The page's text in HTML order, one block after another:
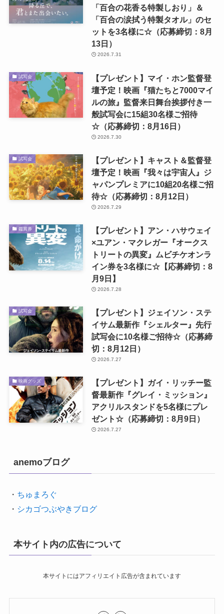
「百合の花香る特製しおり」＆
「百合の涙拭う特製タオル」のセ
ットを3名様に☆（応募締切：8月
13日）
2026.7.31
試写会
【プレゼント】マイ・ホン監督登
壇予定！映画『猫たちと7000マイ
ルの旅』監督来日舞台挨拶付き一
般試写会に15組30名様ご招待
☆（応募締切：8月16日）
2026.7.30
試写会
【プレゼント】キャスト＆監督登
壇予定！映画『我々は宇宙人』ジ
ャパンプレミアに10組20名様ご招
待☆（応募締切：8月12日）
2026.7.29
鑑賞券
【プレゼント】アン・ハサウェイ
×ユアン・マクレガー『オークス
トリートの異変』ムビチケオンラ
イン券を3名様に☆【応募締切：8
月9日】
2026.7.28
試写会
【プレゼント】ジェイソン・ステ
イサム最新作『シェルター』先行
試写会に10名様ご招待☆（応募締
切：8月12日）
2026.7.27
映画グッズ
【プレゼント】ガイ・リッチー監
督最新作『グレイ・ミッション』
アクリルスタンドを5名様にプレ
ゼント☆（応募締切：8月9日）
2026.7.27
anemoブログ
・ ちゅまろぐ
・ シカゴつぶやきブログ
本サイト内の広告について
本サイトにはアフィリエイト広告が含まれています